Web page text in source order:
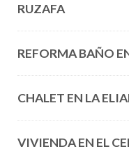
RUZAFA
REFORMA BAÑO
CHALET EN LA
VIVIENDA EN EL